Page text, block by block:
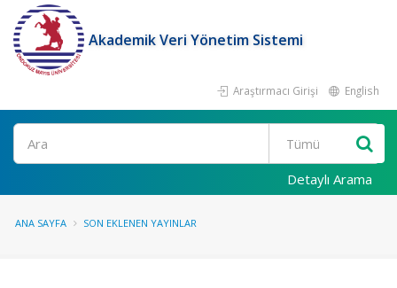
Akademik Veri Yönetim Sistemi
Araştırmacı Girişi English
Ara
Detaylı Arama
ANA SAYFA SON EKLENEN YAYINLAR